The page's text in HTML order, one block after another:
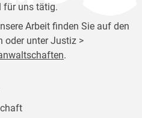
für uns tätig.
Arbeit finden Sie auf den
oder unter Justiz >
.